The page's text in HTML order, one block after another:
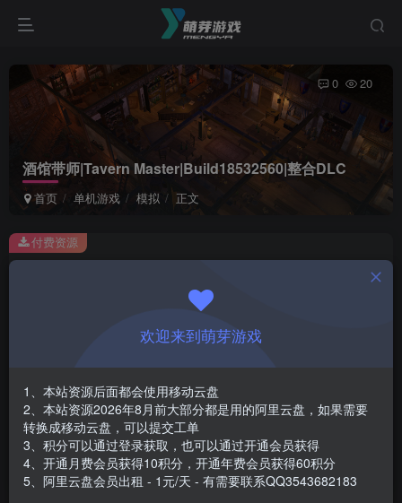
酒馆带师|Tavern Master|Build18532560|整合DLC
首页 单机游戏 模拟 正文
0 20
此内容为付费资源，请付费后查看
￥1
免费
登录购买
安装包大小
游戏本体大小
2.31 GB
付费资源
欢迎来到萌芽游戏
1、本站资源后面都会使用移动云盘
2、本站资源2026年8月前大部分都是用的阿里云盘，如果需要
转换成移动云盘，可以提交工单
3、积分可以通过登录获取，也可以通过开通会员获得
4、开通月费会员获得10积分，开通年费会员获得60积分
5、阿里云盘会员出租 - 1元/天 - 有需要联系QQ3543682183